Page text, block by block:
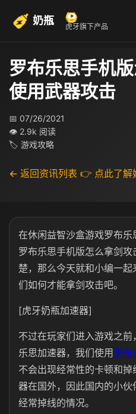
奶瓶 虎牙旗下产品
罗布乐思手机
使用武器攻击
📅 07/26/2021
👁 2.9k 阅读
🏷 游戏攻略
← 返回资讯列表 👉 点此了解
在休闲益智沙盒游戏罗布
罗布乐思手机版怎么拿剑
楚，那么今天就和小编一
们如何才能拿剑攻击吧。
[虎牙奶瓶加速器]
不过在玩家们进入游戏之
乐思加速器，我们使用 罗布
不会出现经常性的卡顿和
器在国外，因此国内的小
经常掉线的情况。